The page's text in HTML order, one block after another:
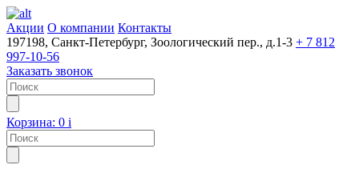
Акции О компании Контакты
197198, Санкт-Петербург, Зоологический пер., д.1-3 + 7 812
997-10-56
Заказать звонок
Корзина: 0 i